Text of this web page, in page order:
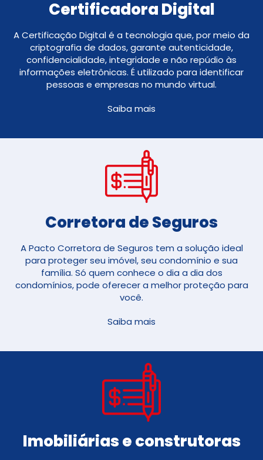
Certificadora Digital
A Certificação Digital é a tecnologia que, por meio da
criptografia de dados, garante autenticidade,
confidencialidade, integridade e não repúdio às
informações eletrônicas. É utilizado para identificar
pessoas e empresas no mundo virtual.
Saiba mais
Corretora de Seguros​
A Pacto Corretora de Seguros tem a solução ideal
para proteger seu imóvel, seu condomínio e sua
família. Só quem conhece o dia a dia dos
condomínios, pode oferecer a melhor proteção para
você.
Saiba mais
Imobiliárias e construtoras